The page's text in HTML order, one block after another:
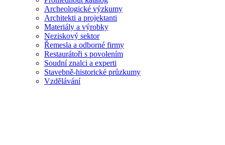
Archeologické výzkumy
Architekti a projektanti
Materiály a výrobky
Neziskový sektor
Řemesla a odborné firmy
Restaurátoři s povolením
Soudní znalci a experti
Stavebně-historické průzkumy
Vzdělávání